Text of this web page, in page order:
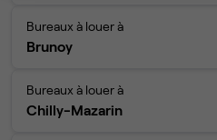
Bureaux à louer à
Brunoy
Bureaux à louer à
Chilly-Mazarin